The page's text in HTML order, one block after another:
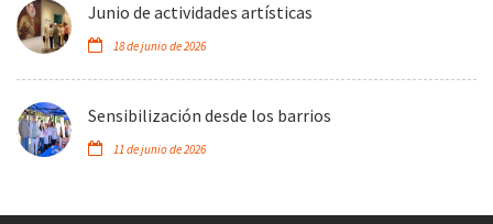
Junio de actividades artísticas
18 de junio de 2026
Sensibilización desde los barrios
11 de junio de 2026